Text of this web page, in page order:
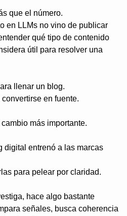
que el número.
en LLMs no vino de publicar
qué tipo de contenido
útil para resolver una
llenar un blog.
en fuente.
más importante.
digital entrenó a las marcas
para pelear por claridad.
hace algo bastante
señales, busca coherencia